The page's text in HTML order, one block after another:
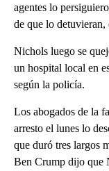
agentes lo
de que lo
Nichols luego se
un hospital local en
según la policía.
Los abogados de la
arresto el lunes lo
que duró tres largos
Ben Crump dijo que